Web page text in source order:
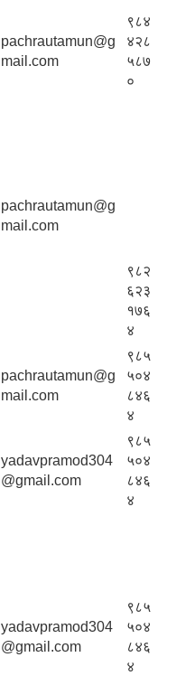
pachrautamun@g
mail.com
९८४
४२८
५८७
०
pachrautamun@g
mail.com
९८२
६२३
१७६
४
pachrautamun@g
mail.com
९८५
५०४
८४६
४
yadavpramod304
@gmail.com
९८५
५०४
८४६
४
yadavpramod304
@gmail.com
९८५
५०४
८४६
४